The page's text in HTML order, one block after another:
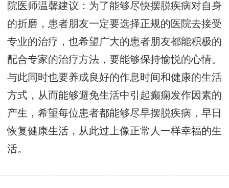
院医师温馨建议：为了能够尽快摆脱疾病对自身
的折磨，患者朋友一定要选择正规的医院去接受
专业的治疗，也希望广大的患者朋友都能积极的
配合专家的治疗方法，要能够保持愉悦的心情。
与此同时也要养成良好的作息时间和健康的生活
方式，从而能够避免生活中引起癫痫发作因素的
产生，希望每位患者都能够尽早摆脱疾病，早日
恢复健康生活，从此过上像正常人一样幸福的生
活。